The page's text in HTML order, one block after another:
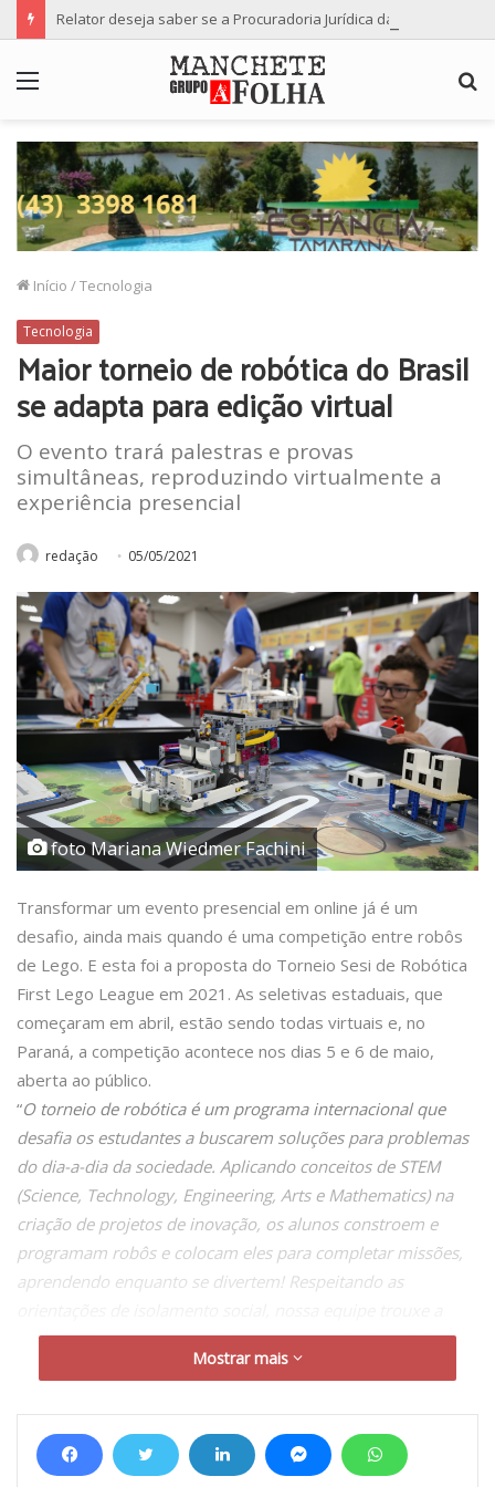
Início /Tecnologia
Tecnologia
Maior torneio de robótica do Brasil
se adapta para edição virtual
O evento trará palestras e provas
simultâneas, reproduzindo virtualmente a
experiência presencial
redação 05/05/2021
foto Mariana Wiedmer Fachini
Transformar um evento presencial em online já é um
desafio, ainda mais quando é uma competição entre robôs
de Lego. E esta foi a proposta do Torneio Sesi de Robótica
First Lego League em 2021. As seletivas estaduais, que
começaram em abril, estão sendo todas virtuais e, no
Paraná, a competição acontece nos dias 5 e 6 de maio,
aberta ao público.
“O torneio de robótica é um programa internacional que
desafia os estudantes a buscarem soluções para problemas
do dia-a-dia da sociedade. Aplicando conceitos de STEM
(Science, Technology, Engineering, Arts e Mathematics) na
criação de projetos de inovação, os alunos constroem e
programam robôs e colocam eles para completar missões,
aprendendo enquanto se divertem! Respeitando as
energia do evento presencial para sua versão virtual. Com
uma programação cuidadosamente preparada, o torneio
de Educação do Sistema Fiep.
Mostrar mais